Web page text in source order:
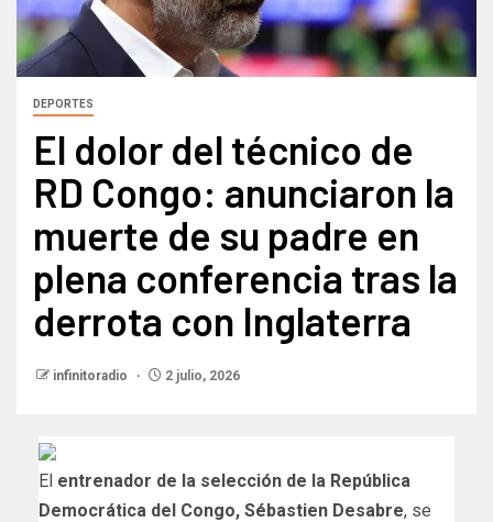
DEPORTES
El dolor del técnico de
RD Congo: anunciaron la
muerte de su padre en
plena conferencia tras la
derrota con Inglaterra
infinitoradio 2 julio, 2026
El entrenador de la selección de la República
Democrática del Congo, Sébastien Desabre, se